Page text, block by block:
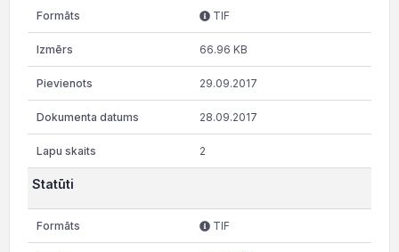
TIF
66.96 KB
29.09.2017
28.09.2017
2
Statūti
TIF